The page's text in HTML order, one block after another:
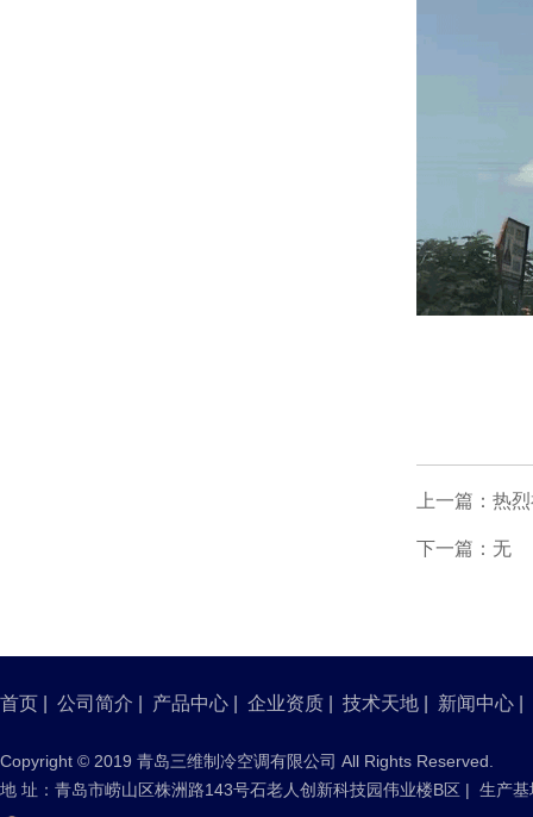
上一篇：热
下一篇：无
首页 公司简介 产品中心 企业资质 技术天地 新闻中心
Copyright © 2019 青岛三维制冷空调有限公司 All Rights Reserved.
地 址：青岛市崂山区株洲路143号石老人创新科技园伟业楼B区 | 生产